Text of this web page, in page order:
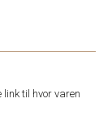
til hvor varen